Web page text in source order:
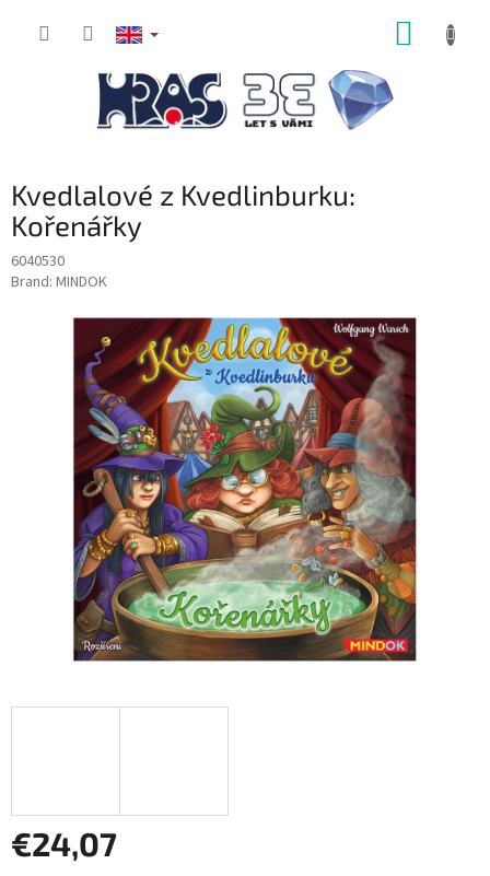
Kvedlalové z Kvedlinburku:
Kořenářky
6040530
Brand: MINDOK
€24,07